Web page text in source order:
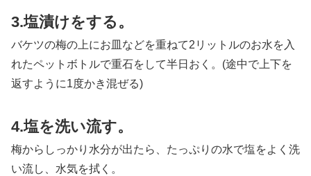
3.塩漬けをする。
バケツの梅の上にお皿などを重ねて2リットルのお水を入
れたペットボトルで重石をして半日おく。(途中で上下を
返すように1度かき混ぜる)
4.塩を洗い流す。
梅からしっかり水分が出たら、たっぷりの水で塩をよく洗
い流し、水気を拭く。